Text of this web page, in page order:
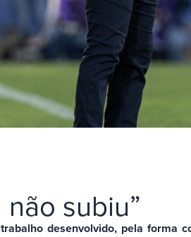
subiu”
desenvolvido, pela